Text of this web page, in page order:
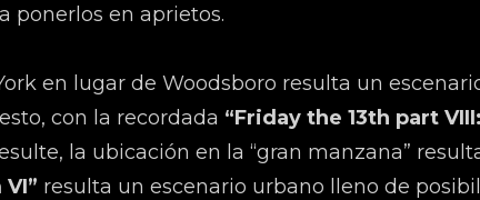
ponerlos en aprietos.
en lugar de Woodsboro resulta un
con la recordada “Friday the 13th part
la ubicación en la “gran manzana”
resulta un escenario urbano lleno de